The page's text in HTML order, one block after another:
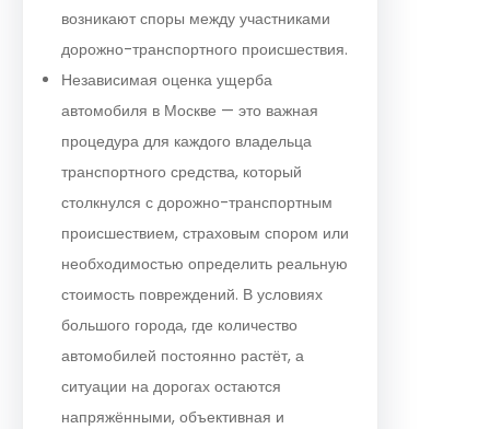
возникают споры между участниками
дорожно-транспортного происшествия.
Независимая оценка ущерба
автомобиля в Москве — это важная
процедура для каждого владельца
транспортного средства, который
столкнулся с дорожно-транспортным
происшествием, страховым спором или
необходимостью определить реальную
стоимость повреждений. В условиях
большого города, где количество
автомобилей постоянно растёт, а
ситуации на дорогах остаются
напряжёнными, объективная и